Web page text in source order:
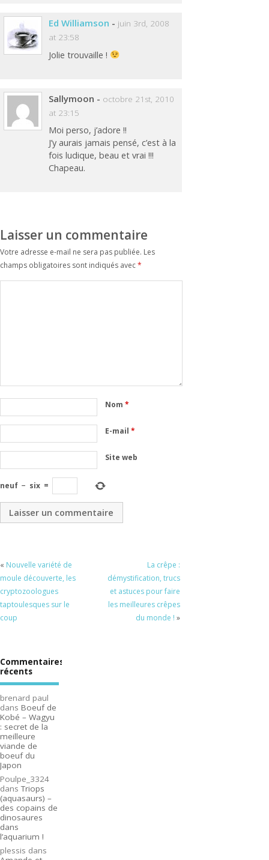
Ed Williamson - juin 3rd, 2008
at 23:58
Jolie trouvaille !
Sallymoon - octobre 21st, 2010
at 23:15
Moi perso, j’adore !!
J’y aurais jamais pensé, c’est à la
fois ludique, beau et vrai !!!
Chapeau.
Laisser un commentaire
Votre adresse e-mail ne sera pas publiée. Les
champs obligatoires sont indiqués avec*
Nom*
E-mail*
Site web
neuf − six =
« Nouvelle variété de
moule découverte, les
cryptozoologues
taptoulesques sur le
coup
La crêpe :
démystification, trucs
et astuces pour faire
les meilleures crêpes
du monde ! »
Commentaires
récents
brenard paul
dans Boeuf de
Kobé – Wagyu
: secret de la
meilleure
viande de
boeuf du
Japon
Poulpe_3324
dansTriops
(aquasaurs) –
des copains de
dinosaures
dans
l’aquarium !
plessis dans